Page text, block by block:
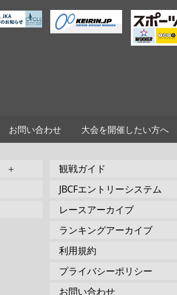
お問い合わせ 大会を開催したい方へ
＋
観戦ガイド
JBCFエントリーシステム
レースアーカイブ
ランキングアーカイブ
利用規約
プライバシーポリシー
お問い合わせ